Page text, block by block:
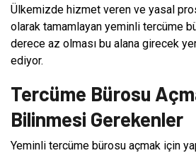
Ülkemizde hizmet veren ve yasal
olarak tamamlayan yeminli tercüme
derece az olması bu alana girecek
ediyor.
Tercüme Bürosu
Bilinmesi Gerekenler
Yeminli tercüme bürosu açmak için